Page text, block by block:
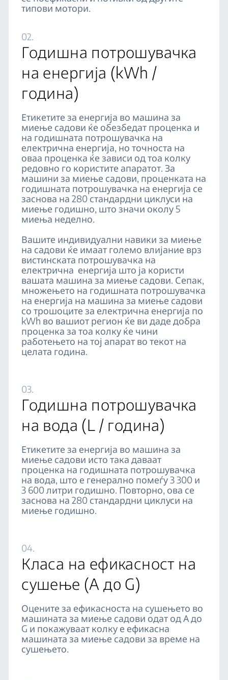
типови мотори.
02.
Годишна потрошувачка
на енергија (kWh /
година)
Етикетите за енергија во машина за
миење садови ќе обезбедат проценка и
на годишната потрошувачка на
електрична енергија, но точноста на
оваа проценка ќе зависи од тоа колку
редовно го користите апаратот. За
машини за миење садови, проценката на
годишната потрошувачка на енергија се
заснова на 280 стандардни циклуси на
миење годишно, што значи околу 5
миења неделно.
Вашите индивидуални навики за миење
на садови ќе имаат големо влијание врз
вистинската потрошувачка на
електрична енергија што ја користи
вашата машина за миење садови. Сепак,
множењето на годишната потрошувачка
на енергија на машина за миење садови
со трошоците за електрична енергија по
kWh во вашиот регион ќе ви даде добра
проценка за тоа колку ќе чини
работењето на тој апарат во текот на
целата година.
03.
Годишна потрошувачка
на вода (L / година)
Етикетите за енергија во машина за
миење садови исто така даваат
проценка на годишната потрошувачка
на вода, што е генерално помеѓу 3 300 и
3 600 литри годишно. Повторно, ова се
заснова на 280 стандардни циклуси на
миење годишно.
04.
Класа на ефикасност на
сушење (A дo G)
Оцените за ефикасноста на сушењето во
машината за миење садови одат од А до
G и покажуваат колку е ефикасна
машината за миење садови за време на
сушењето.